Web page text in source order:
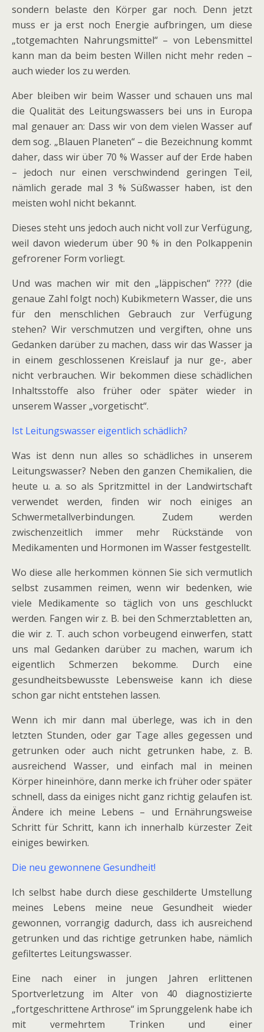
sondern belaste den Körper gar noch. Denn jetzt
muss er ja erst noch Energie aufbringen, um diese
„totgemachten Nahrungsmittel“ – von Lebensmittel
kann man da beim besten Willen nicht mehr reden –
auch wieder los zu werden.
Aber bleiben wir beim Wasser und schauen uns mal
die Qualität des Leitungswassers bei uns in Europa
mal genauer an: Dass wir von dem vielen Wasser auf
dem sog. „Blauen Planeten“ – die Bezeichnung kommt
daher, dass wir über 70 % Wasser auf der Erde haben
– jedoch nur einen verschwindend geringen Teil,
nämlich gerade mal 3 % Süßwasser haben, ist den
meisten wohl nicht bekannt.
Dieses steht uns jedoch auch nicht voll zur Verfügung,
weil davon wiederum über 90 % in den Polkappenin
gefrorener Form vorliegt.
Und was machen wir mit den „läppischen“ ???? (die
genaue Zahl folgt noch) Kubikmetern Wasser, die uns
für den menschlichen Gebrauch zur Verfügung
stehen? Wir verschmutzen und vergiften, ohne uns
Gedanken darüber zu machen, dass wir das Wasser ja
in einem geschlossenen Kreislauf ja nur ge-, aber
nicht verbrauchen. Wir bekommen diese schädlichen
Inhaltsstoffe also früher oder später wieder in
unserem Wasser „vorgetischt“.
Ist Leitungswasser eigentlich schädlich?
Was ist denn nun alles so schädliches in unserem
Leitungswasser? Neben den ganzen Chemikalien, die
heute u. a. so als Spritzmittel in der Landwirtschaft
verwendet werden, finden wir noch einiges an
Schwermetallverbindungen. Zudem werden
zwischenzeitlich immer mehr Rückstände von
Medikamenten und Hormonen im Wasser festgestellt.
Wo diese alle herkommen können Sie sich vermutlich
selbst zusammen reimen, wenn wir bedenken, wie
viele Medikamente so täglich von uns geschluckt
werden. Fangen wir z. B. bei den Schmerztabletten an,
die wir z. T. auch schon vorbeugend einwerfen, statt
uns mal Gedanken darüber zu machen, warum ich
eigentlich Schmerzen bekomme. Durch eine
gesundheitsbewusste Lebensweise kann ich diese
schon gar nicht entstehen lassen.
Wenn ich mir dann mal überlege, was ich in den
letzten Stunden, oder gar Tage alles gegessen und
getrunken oder auch nicht getrunken habe, z. B.
ausreichend Wasser, und einfach mal in meinen
Körper hineinhöre, dann merke ich früher oder später
schnell, dass da einiges nicht ganz richtig gelaufen ist.
Ändere ich meine Lebens – und Ernährungsweise
Schritt für Schritt, kann ich innerhalb kürzester Zeit
einiges bewirken.
Die neu gewonnene Gesundheit!
Ich selbst habe durch diese geschilderte Umstellung
meines Lebens meine neue Gesundheit wieder
gewonnen, vorrangig dadurch, dass ich ausreichend
getrunken und das richtige getrunken habe, nämlich
gefiltertes Leitungswasser.
Eine nach einer in jungen Jahren erlittenen
Sportverletzung im Alter von 40 diagnostizierte
„fortgeschrittene Arthrose“ im Sprunggelenk habe ich
mit vermehrtem Trinken und einer